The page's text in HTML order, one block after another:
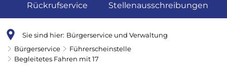
Rückrufservice
Stellenausschreibungen
Sie sind hier: Bürgerservice und Verwaltung
Bürgerservice
Führerscheinstelle
Begleitetes Fahren mit 17